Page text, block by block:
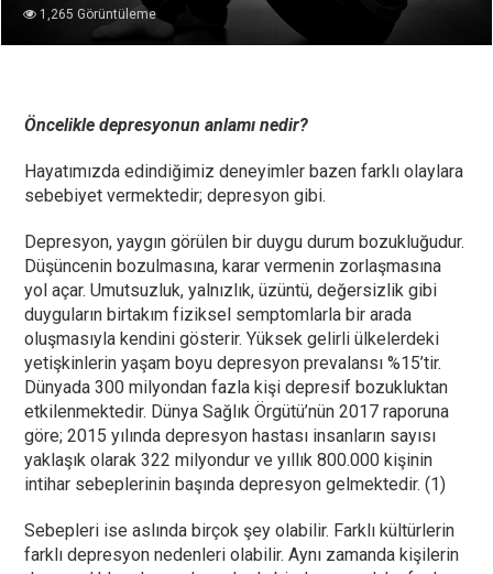
1,265 Görüntüleme
Öncelikle depresyonun anlamı nedir?
Hayatımızda edindiğimiz deneyimler bazen farklı olaylara
sebebiyet vermektedir; depresyon gibi.
Depresyon, yaygın görülen bir duygu durum bozukluğudur.
Düşüncenin bozulmasına, karar vermenin zorlaşmasına
yol açar. Umutsuzluk, yalnızlık, üzüntü, değersizlik gibi
duyguların birtakım fiziksel semptomlarla bir arada
oluşmasıyla kendini gösterir. Yüksek gelirli ülkelerdeki
yetişkinlerin yaşam boyu depresyon prevalansı %15’tir.
Dünyada 300 milyondan fazla kişi depresif bozukluktan
etkilenmektedir. Dünya Sağlık Örgütü’nün 2017 raporuna
göre; 2015 yılında depresyon hastası insanların sayısı
yaklaşık olarak 322 milyondur ve yıllık 800.000 kişinin
intihar sebeplerinin başında depresyon gelmektedir. (1)
Sebepleri ise aslında birçok şey olabilir. Farklı kültürlerin
farklı depresyon nedenleri olabilir. Aynı zamanda kişilerin